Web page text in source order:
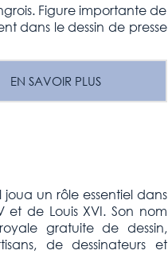
Figure importante de
dans le dessin de presse
EN SAVOIR PLUS
un rôle essentiel dans
et de Louis XVI. Son nom
gratuite de dessin,
de dessinateurs et